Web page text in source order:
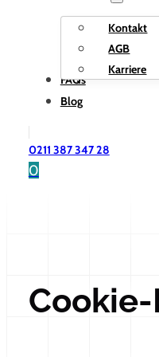
Kontakt
AGB
Karriere
FAQs
Blog
0211 387 347 28
0